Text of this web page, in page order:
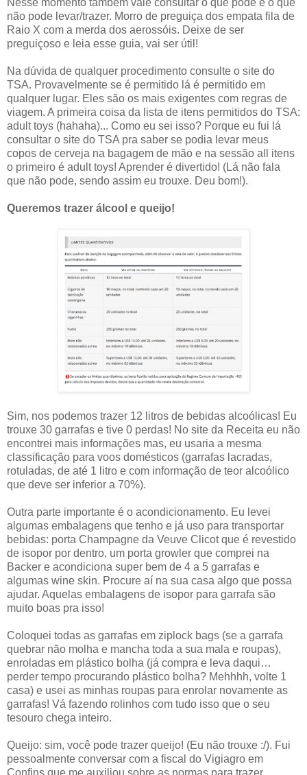
Nesse momento também vale consultar o que pode e o que
não pode levar/trazer. Morro de preguiça dos empata fila de
Raio X com a merda dos aerossóis. Deixe de ser
preguiçoso e leia esse guia, vai ser útil!
Na dúvida de qualquer procedimento consulte o site do
TSA. Provavelmente se é permitido lá é permitido em
qualquer lugar. Eles são os mais exigentes com regras de
viagem. A primeira coisa da lista de itens permitidos do TSA:
adult toys (hahaha)... Como eu sei isso? Porque eu fui lá
consultar o site do TSA pra saber se podia levar meus
copos de cerveja na bagagem de mão e na sessão all itens
o primeiro é adult toys! Aprender é divertido! (Lá não fala
que não pode, sendo assim eu trouxe. Deu bom!).
Queremos trazer álcool e queijo!
Sim, nos podemos trazer 12 litros de bebidas alcoólicas! Eu
trouxe 30 garrafas e tive 0 perdas! No site da Receita eu não
encontrei mais informações mas, eu usaria a mesma
classificação para voos domésticos (garrafas lacradas,
rotuladas, de até 1 litro e com informação de teor alcoólico
que deve ser inferior a 70%).
Outra parte importante é o acondicionamento. Eu levei
algumas embalagens que tenho e já uso para transportar
bebidas: porta Champagne da Veuve Clicot que é revestido
de isopor por dentro, um porta growler que comprei na
Backer e acondiciona super bem de 4 a 5 garrafas e
algumas wine skin. Procure aí na sua casa algo que possa
ajudar. Aquelas embalagens de isopor para garrafa são
muito boas pra isso!
Coloquei todas as garrafas em ziplock bags (se a garrafa
quebrar não molha e mancha toda a sua mala e roupas),
enroladas em plástico bolha (já compra e leva daqui…
perder tempo procurando plástico bolha? Mehhhh, volte 1
casa) e usei as minhas roupas para enrolar novamente as
garrafas! Vá fazendo rolinhos com tudo isso que o seu
tesouro chega inteiro.
Queijo: sim, você pode trazer queijo! (Eu não trouxe :/). Fui
pessoalmente conversar com a fiscal do Vigiagro em